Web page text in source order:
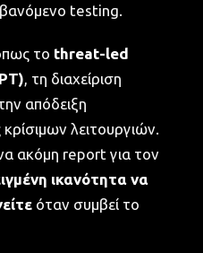
testing.
το threat-led
, τη διαχείριση
απόδειξη
κρίσιμων λειτουργιών.
ακόμη report για τον
ικανότητα να
όταν συμβεί το